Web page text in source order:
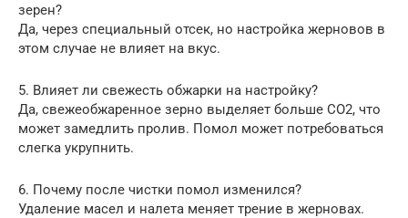
зерен?
Да, через специальный отсек, но настройка жерновов в
этом случае не влияет на вкус.
5. Влияет ли свежесть обжарки на настройку?
Да, свежеобжаренное зерно выделяет больше CO2, что
может замедлить пролив. Помол может потребоваться
слегка укрупнить.
6. Почему после чистки помол изменился?
Удаление масел и налета меняет трение в жерновах.